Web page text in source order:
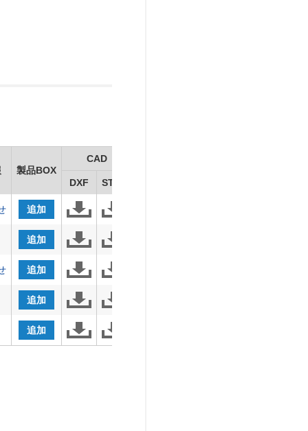
製品BOX
CAD
DXF STEP
追加
追加
追加
追加
追加